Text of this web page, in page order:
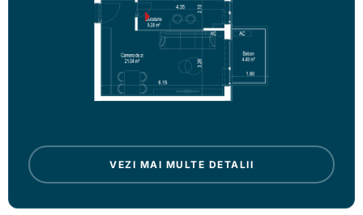
VEZI MAI MULTE DETALII